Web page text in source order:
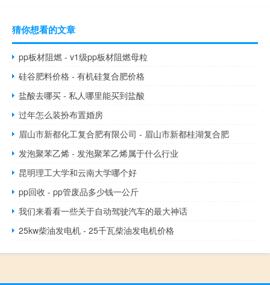
猜你想看的文章
pp板材阻燃 - v1级pp板材阻燃母粒
硅谷肥料价格 - 有机硅复合肥价格
盐酸去哪买 - 私人哪里能买到盐酸
过年怎么装扮布置婚房
眉山市新都化工复合肥有限公司 - 眉山市新都桂湖复合肥
发泡聚苯乙烯 - 发泡聚苯乙烯属于什么行业
昆明理工大学和云南大学哪个好
pp回收 - pp管废品多少钱一公斤
我们来看看一些关于自动驾驶汽车的最大神话
25kw柴油发电机 - 25千瓦柴油发电机价格